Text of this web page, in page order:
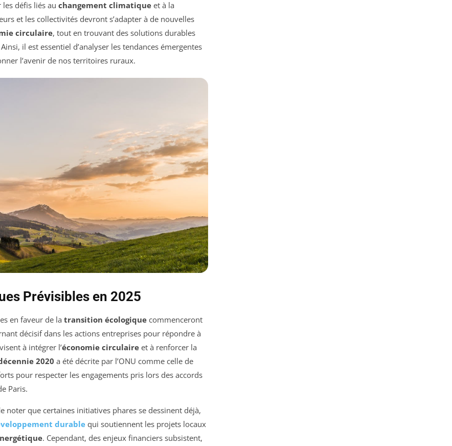
défis liés au changement climatique et à la
et les collectivités devront s’adapter à de nouvelles
circulaire, tout en trouvant des solutions durables
Ainsi, il est essentiel d’analyser les tendances émergentes
l’avenir de nos territoires ruraux.
Prévisibles en 2025
en faveur de la transition écologique commenceront
décisif dans les actions entreprises pour répondre à
à intégrer l’économie circulaire et à renforcer la
2020 a été décrite par l’ONU comme celle de
pour respecter les engagements pris lors des accords
Paris.
que certaines initiatives phares se dessinent déjà,
durablequi soutiennent les projets locaux
. Cependant, des enjeux financiers subsistent,